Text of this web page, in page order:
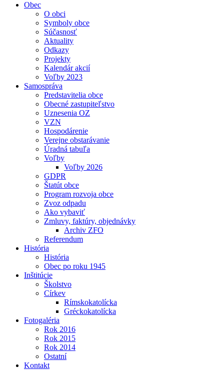
Obec
O obci
Symboly obce
Súčasnosť
Aktuality
Odkazy
Projekty
Kalendár akcií
Voľby 2023
Samospráva
Predstavitelia obce
Obecné zastupiteľstvo
Uznesenia OZ
VZN
Hospodárenie
Verejne obstarávanie
Úradná tabuľa
Voľby
Voľby 2026
GDPR
Štatút obce
Program rozvoja obce
Zvoz odpadu
Ako vybaviť
Zmluvy, faktúry, objednávky
Archiv ZFO
Referendum
História
História
Obec po roku 1945
Inštitúcie
Školstvo
Církev
Rímskokatolícka
Gréckokatolícka
Fotogaléria
Rok 2016
Rok 2015
Rok 2014
Ostatní
Kontakt